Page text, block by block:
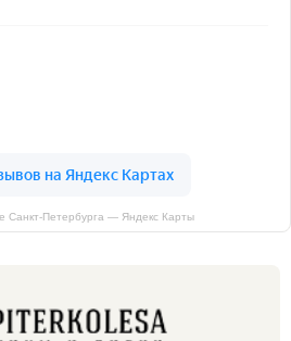
Санкт‑Петербурга — Яндекс Карты